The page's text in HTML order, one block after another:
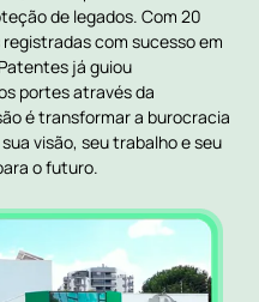
de legados. Com 20
com sucesso em
já guiou
portes através da
é transformar a burocracia
visão, seu trabalho e seu
o futuro.